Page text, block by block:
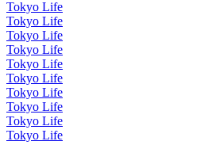
Tokyo Life
Tokyo Life
Tokyo Life
Tokyo Life
Tokyo Life
Tokyo Life
Tokyo Life
Tokyo Life
Tokyo Life
Tokyo Life